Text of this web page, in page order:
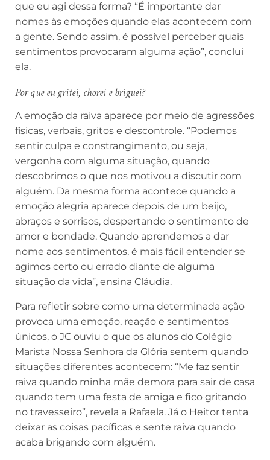
que eu agi dessa forma? “É importante dar
nomes às emoções quando elas acontecem com
a gente. Sendo assim, é possível perceber quais
sentimentos provocaram alguma ação”, conclui
ela.
Por que eu gritei, chorei e briguei?
A emoção da raiva aparece por meio de agressões
físicas, verbais, gritos e descontrole. “Podemos
sentir culpa e constrangimento, ou seja,
vergonha com alguma situação, quando
descobrimos o que nos motivou a discutir com
alguém. Da mesma forma acontece quando a
emoção alegria aparece depois de um beijo,
abraços e sorrisos, despertando o sentimento de
amor e bondade. Quando aprendemos a dar
nome aos sentimentos, é mais fácil entender se
agimos certo ou errado diante de alguma
situação da vida”, ensina Cláudia.
Para refletir sobre como uma determinada ação
provoca uma emoção, reação e sentimentos
únicos, o JC ouviu o que os alunos do Colégio
Marista Nossa Senhora da Glória sentem quando
situações diferentes acontecem: “Me faz sentir
raiva quando minha mãe demora para sair de casa
quando tem uma festa de amiga e fico gritando
no travesseiro”, revela a Rafaela. Já o Heitor tenta
deixar as coisas pacíficas e sente raiva quando
acaba brigando com alguém.